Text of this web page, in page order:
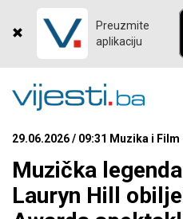
Preuzmite
aplikaciju
29.06.2026 / 09:31 Muzika i
Muzička
Lauryn Hill